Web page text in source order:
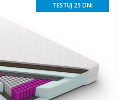
TESTUJ 25 DNI